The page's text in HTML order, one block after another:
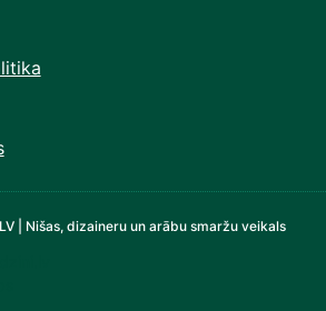
| Nišas, dizaineru un arābu smaržu veikals